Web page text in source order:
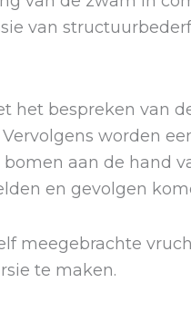
van
het bespreken van
worden
aan de hand
en gevolgen
meegebrachte
te maken.